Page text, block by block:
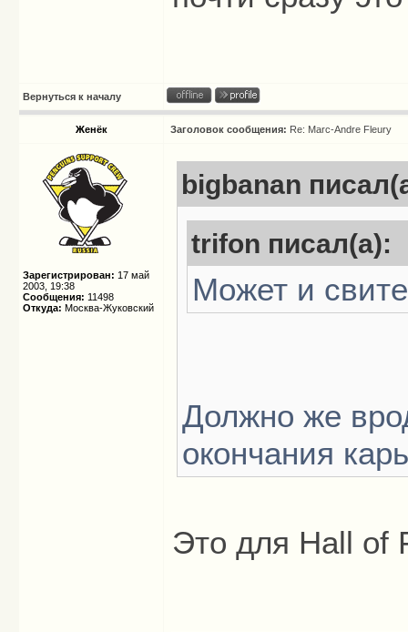
Вернуться к началу
Женёк Заголовок сообщения: Re: Marc-Andre Fleury
Зарегистрирован: 17 май
2003, 19:38
Сообщения: 11498
Откуда: Москва-Жуковский
bigbanan
trifon писал(а):
Может и
Должно же
окончания
Это для Hall of